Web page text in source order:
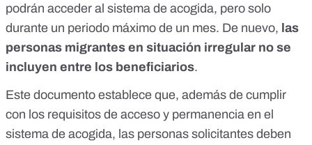
podrán acceder al sistema de acogida, pero solo
durante un periodo máximo de un mes. De nuevo, las
personas migrantes en situación irregular no se
incluyen entre los beneficiarios.
Este documento establece que, además de cumplir
con los requisitos de acceso y permanencia en el
sistema de acogida, las personas solicitantes deben